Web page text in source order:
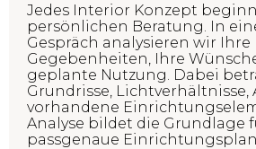
Jedes Interior Konzept
persönlichen Beratung. In
Gespräch analysieren wir
Gegebenheiten, Ihre
geplante Nutzung. Dabei
Grundrisse, Lichtverhältnisse,
vorhandene
Analyse bildet die Grundlage
passgenaue